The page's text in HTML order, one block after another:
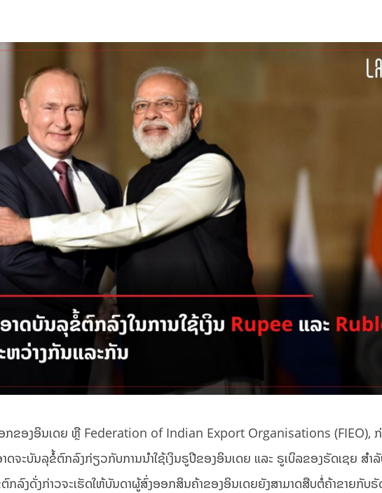
ກຂອງອິນເດຍ ຫຼື Federation of Indian Export Organisations (FIEO),
ດຈະບັນລຸຂໍ້ຕົກລົງກ່ຽວກັບການນໍາໃຊ້ເງິນຣູປີຂອງອິນເດຍ ແລະ ຣູເບິລຂອງຣັດເຊຍ ສໍາ
ກລົງ​ດັ່ງກ່າວ​ຈະ​ເຮັດ​ໃຫ້​ບັນດາ​ຜູ້ສົ່ງ​ອອກສິນຄ້າຂອງ​ອິນ​ເດຍຍັງສາມາດ​ສືບ​ຕໍ່​​ຄ້າ​ຂາຍກັບຣັ